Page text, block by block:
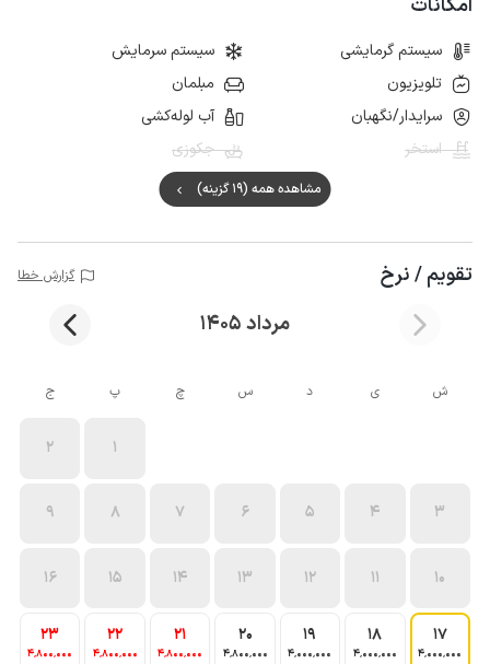
امکانات
سیستم گرمایشی
سیستم سرمایش
تلویزیون
مبلمان
سرایدار/نگهبان
آب لوله‌کشی
استخر
جکوزی
مشاهده همه (19 گزینه)
تقویم / نرخ گزارش خطا
مرداد 1405
ش ی د س چ پ ج
1
2
3
4
5
6
7
8
9
10
11
12
13
14
15
16
17
4٬000٬000
18
4٬000٬000
19
4٬000٬000
20
4٬800٬000
21
4٬800٬000
22
4٬800٬000
23
4٬800٬000